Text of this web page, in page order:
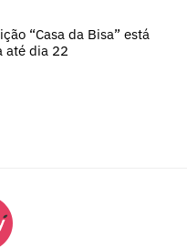
“Casa da Bisa” está
até dia 22